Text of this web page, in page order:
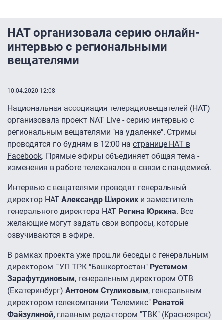
НАТ организовала серию онлайн-
интервью с региональными
вещателями
10.04.2020 12:08
Национальная ассоциация телерадиовещателей (НАТ)
организовала проект NAT Live - серию интервью с
региональным вещателями "на удаленке". Стримы
проводятся по будням в 12:00 на странице НАТ в
Facebook. Прямые эфиры объединяет общая тема -
изменения в работе телеканалов в связи с пандемией.
Интервью с вещателями проводят генеральный
директор НАТ Александр Широких и заместитель
генерального директора НАТ Регина Юркина. Все
желающие могут задать свои вопросы, которые
озвучиваются в эфире.
В рамках проекта уже прошли беседы с генеральным
директором ГУП ТРК "Башкортостан" Рустамом
Зарафутдиновым, генеральным директором ОТВ
(Екатеринбург) Антоном Стуликовым, генеральным
директором телекомпании "Телемикс" Ренатой
Файзулиной, главным редактором "ТВК" (Красноярск)